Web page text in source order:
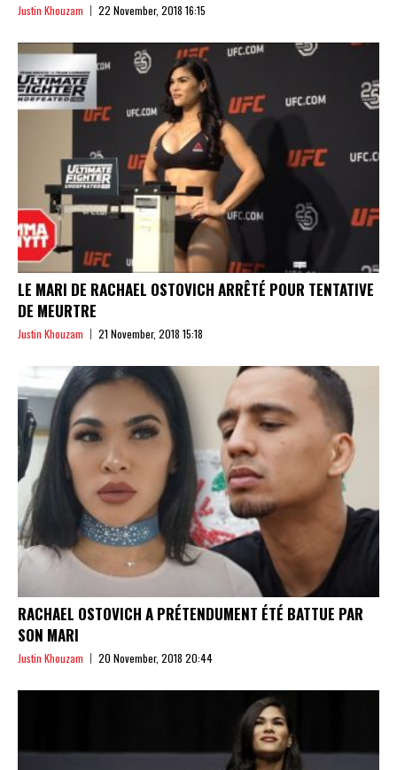
Justin Khouzam 22 November, 2018 16:15
LE MARI DE RACHAEL OSTOVICH ARRÊTÉ POUR TENTATIVE
DE MEURTRE
Justin Khouzam 21 November, 2018 15:18
RACHAEL OSTOVICH A PRÉTENDUMENT ÉTÉ BATTUE PAR
SON MARI
Justin Khouzam 20 November, 2018 20:44